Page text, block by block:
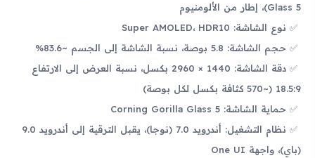
Glass 5)، إطار من الألومنيوم
نوع الشاشة: Super AMOLED، HDR10
حجم الشاشة: 5.8 بوصة، نسبة الشاشة إلى الجسم ~83.6%
دقة الشاشة: 1440 × 2960 بكسل، نسبة العرض إلى الارتفاع
18.5:9 (~570 كثافة بكسل لكل بوصة)
حماية الشاشة: Corning Gorilla Glass 5
نظام التشغيل: أندرويد 7.0 (نوجا)، يقبل الترقية إلى أندرويد 9.0
(باي)، واجهة One UI